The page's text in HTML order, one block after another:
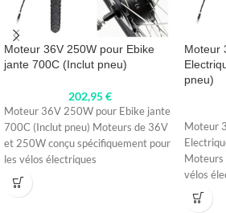
Moteur 36V 250W pour Ebike
jante 700C (Inclut pneu)
202,95€
Moteur 36V 250W pour Ebike jante
700C (Inclut pneu) Moteurs de 36V
et 250W conçu spécifiquement pour
les vélos électriques
Moteur
pneu)
Moteur
vélos